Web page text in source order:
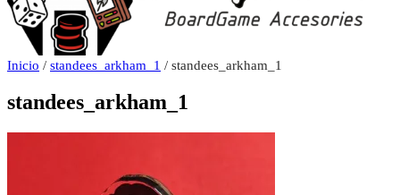
Inicio / standees_arkham_1 / standees_arkham_1
standees_arkham_1